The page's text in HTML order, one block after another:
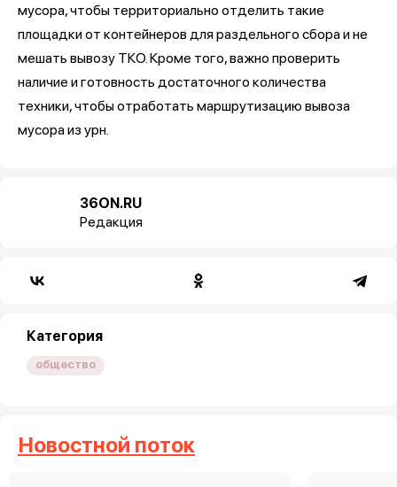
мусора, чтобы территориально отделить такие
площадки от контейнеров для раздельного сбора и не
мешать вывозу ТКО. Кроме того, важно проверить
наличие и готовность достаточного количества
техники, чтобы отработать маршрутизацию вывоза
мусора из урн.
36ON.RU
Редакция
Категория
общество
Новостной поток